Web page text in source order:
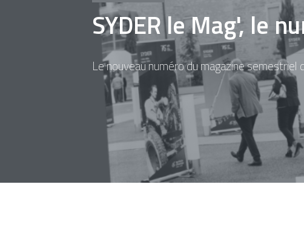
SYDER le Mag', le
Le nouveau numéro du magazine semestriel